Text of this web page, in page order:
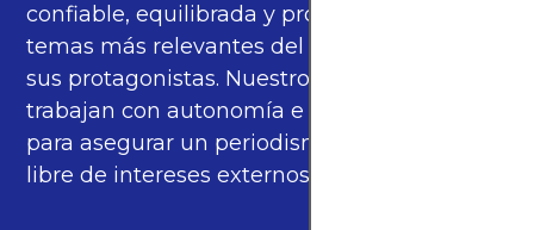
confiable, equilibrada y propia sobre los
temas más relevantes del fútbol mundial y
sus protagonistas. Nuestros periodistas
trabajan con autonomía e independencia
para asegurar un periodismo de calidad,
libre de intereses externos.